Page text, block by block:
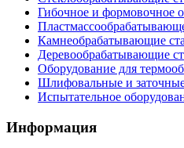
Гибочное и формовочное
Камнеобрабатывающие
Деревообрабатывающие
Оборудование для
Шлифовальные и
Испытательное
Информация